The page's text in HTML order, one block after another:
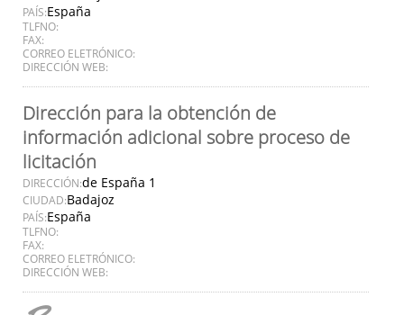
PAÍS:España
TLFNO:
FAX:
CORREO ELETRÓNICO:
DIRECCIÓN WEB:
Dirección para la obtención de
información adicional sobre proceso de
licitación
DIRECCIÓN:de España 1
CIUDAD:Badajoz
PAÍS:España
TLFNO:
FAX:
CORREO ELETRÓNICO:
DIRECCIÓN WEB: